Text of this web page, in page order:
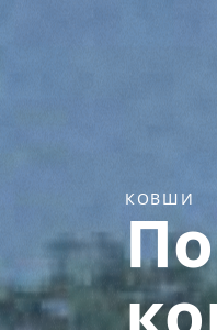
КОВШИ